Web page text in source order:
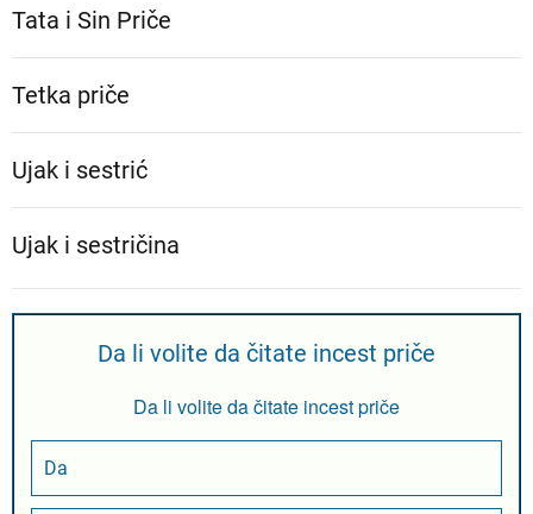
Tata i Sin Priče
Tetka priče
Ujak i sestrić
Ujak i sestričina
Da li volite da čitate incest priče
Da li volite da čitate incest priče
Da